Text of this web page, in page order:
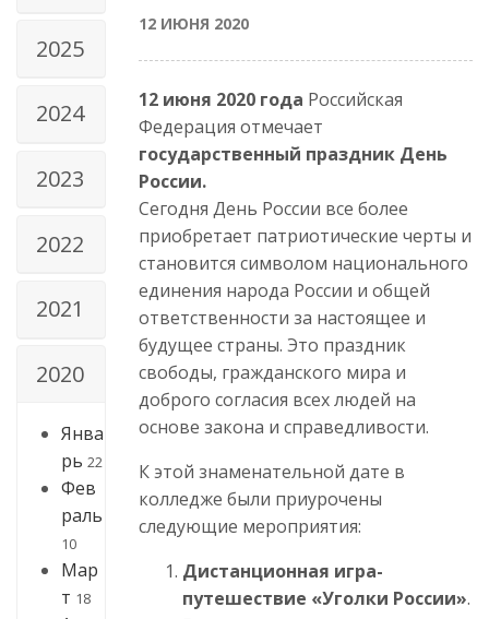
2025
2024
2023
2022
2021
2020
Янва
рь 22
Фев
раль
10
Мар
т 18
12 ИЮНЯ 2020
12 июня 2020 года Российская
Федерация отмечает
государственный праздник День
России.
Сегодня День России все более
приобретает патриотические черты и
становится символом национального
единения народа России и общей
ответственности за настоящее и
будущее страны. Это праздник
свободы, гражданского мира и
доброго согласия всех людей на
основе закона и справедливости.
К этой знаменательной дате в
колледже были приурочены
следующие мероприятия:
Дистанционная игра-
путешествие «Уголки России».